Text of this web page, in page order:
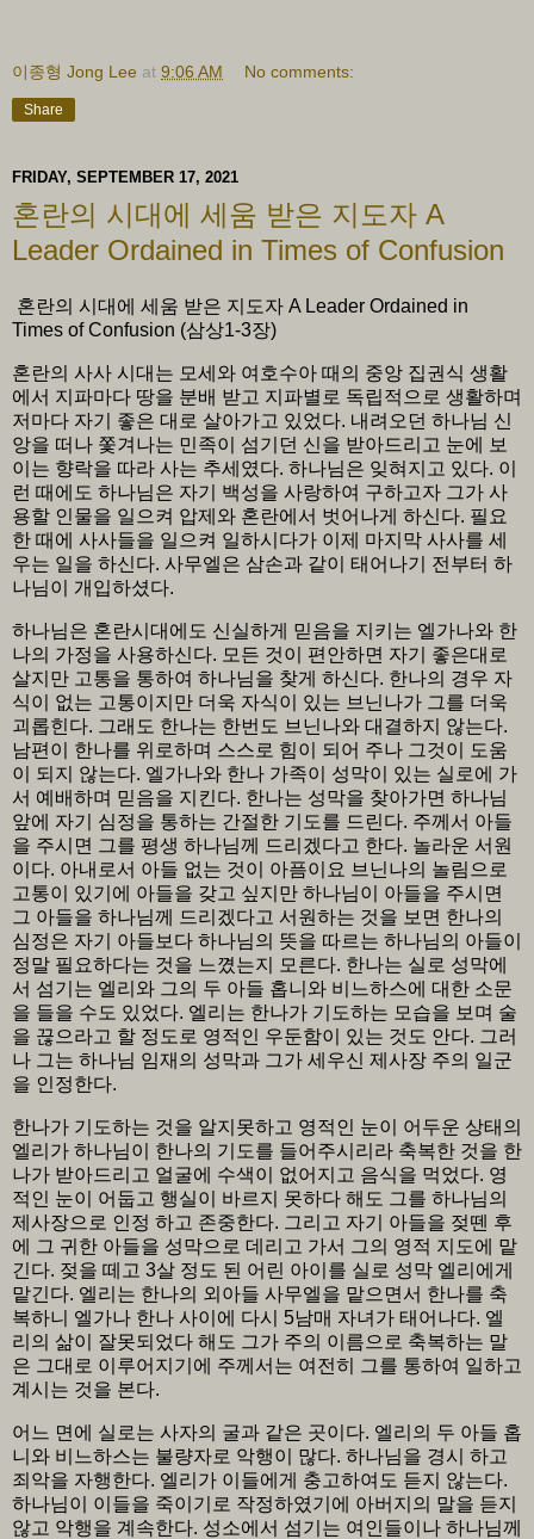
이종형 Jong Lee at 9:06 AM No comments:
Share
FRIDAY, SEPTEMBER 17, 2021
혼란의 시대에 세움 받은 지도자 A
Leader Ordained in Times of Confusion
혼란의 시대에 세움 받은 지도자 A Leader Ordained in
Times of Confusion (삼상1-3장)
혼란의 사사 시대는 모세와 여호수아 때의 중앙 집권식 생활
에서 지파마다 땅을 분배 받고 지파별로 독립적으로 생활하며
저마다 자기 좋은 대로 살아가고 있었다. 내려오던 하나님 신
앙을 떠나 쫓겨나는 민족이 섬기던 신을 받아드리고 눈에 보
이는 향락을 따라 사는 추세였다. 하나님은 잊혀지고 있다. 이
런 때에도 하나님은 자기 백성을 사랑하여 구하고자 그가 사
용할 인물을 일으켜 압제와 혼란에서 벗어나게 하신다. 필요
한 때에 사사들을 일으켜 일하시다가 이제 마지막 사사를 세
우는 일을 하신다. 사무엘은 삼손과 같이 태어나기 전부터 하
나님이 개입하셨다.
하나님은 혼란시대에도 신실하게 믿음을 지키는 엘가나와 한
나의 가정을 사용하신다. 모든 것이 편안하면 자기 좋은대로
살지만 고통을 통하여 하나님을 찾게 하신다. 한나의 경우 자
식이 없는 고통이지만 더욱 자식이 있는 브닌나가 그를 더욱
괴롭힌다. 그래도 한나는 한번도 브닌나와 대결하지 않는다.
남편이 한나를 위로하며 스스로 힘이 되어 주나 그것이 도움
이 되지 않는다. 엘가나와 한나 가족이 성막이 있는 실로에 가
서 예배하며 믿음을 지킨다. 한나는 성막을 찾아가면 하나님
앞에 자기 심정을 통하는 간절한 기도를 드린다. 주께서 아들
을 주시면 그를 평생 하나님께 드리겠다고 한다. 놀라운 서원
이다. 아내로서 아들 없는 것이 아픔이요 브닌나의 놀림으로
고통이 있기에 아들을 갖고 싶지만 하나님이 아들을 주시면
그 아들을 하나님께 드리겠다고 서원하는 것을 보면 한나의
심정은 자기 아들보다 하나님의 뜻을 따르는 하나님의 아들이
정말 필요하다는 것을 느꼈는지 모른다. 한나는 실로 성막에
서 섬기는 엘리와 그의 두 아들 홉니와 비느하스에 대한 소문
을 들을 수도 있었다. 엘리는 한나가 기도하는 모습을 보며 술
을 끊으라고 할 정도로 영적인 우둔함이 있는 것도 안다. 그러
나 그는 하나님 임재의 성막과 그가 세우신 제사장 주의 일군
을 인정한다.
한나가 기도하는 것을 알지못하고 영적인 눈이 어두운 상태의
엘리가 하나님이 한나의 기도를 들어주시리라 축복한 것을 한
나가 받아드리고 얼굴에 수색이 없어지고 음식을 먹었다. 영
적인 눈이 어둡고 행실이 바르지 못하다 해도 그를 하나님의
제사장으로 인정 하고 존중한다. 그리고 자기 아들을 젖뗀 후
에 그 귀한 아들을 성막으로 데리고 가서 그의 영적 지도에 맡
긴다. 젖을 떼고 3살 정도 된 어린 아이를 실로 성막 엘리에게
맡긴다. 엘리는 한나의 외아들 사무엘을 맡으면서 한나를 축
복하니 엘가나 한나 사이에 다시 5남매 자녀가 태어나다. 엘
리의 삶이 잘못되었다 해도 그가 주의 이름으로 축복하는 말
은 그대로 이루어지기에 주께서는 여전히 그를 통하여 일하고
계시는 것을 본다.
어느 면에 실로는 사자의 굴과 같은 곳이다. 엘리의 두 아들 홉
니와 비느하스는 불량자로 악행이 많다. 하나님을 경시 하고
죄악을 자행한다. 엘리가 이들에게 충고하여도 듣지 않는다.
하나님이 이들을 죽이기로 작정하였기에 아버지의 말을 듣지
않고 악행을 계속한다. 성소에서 섬기는 여인들이나 하나님께